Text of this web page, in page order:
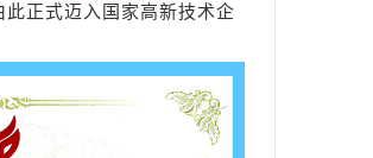
正式迈入国家高新技术企